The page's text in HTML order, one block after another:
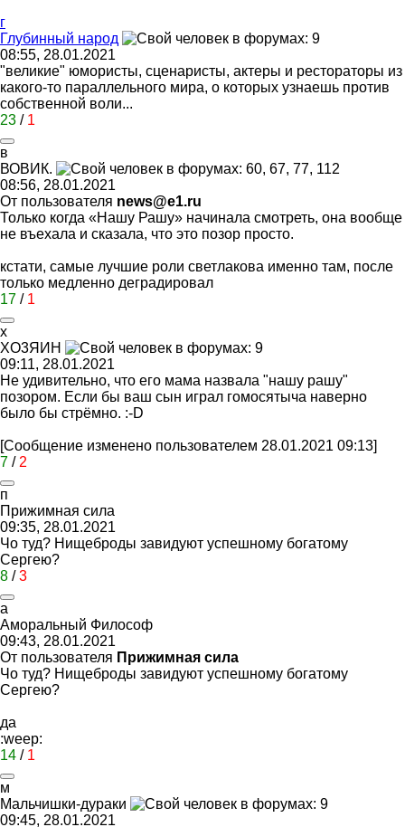
г
Глубинный народ
08:55, 28.01.2021
"великие" юмористы, сценаристы, актеры и рестораторы из
какого-то параллельного мира, о которых узнаешь против
собственной воли...
23 / 1
в
ВОВИК.
08:56, 28.01.2021
От пользователя news@e1.ru
Только когда «Нашу Рашу» начинала смотреть, она вообще
не въехала и сказала, что это позор просто.
кстати, самые лучшие роли светлакова именно там, после
только медленно деградировал
17 / 1
x
XО3ЯИ H
09:11, 28.01.2021
Не удивительно, что его мама назвала "нашу рашу"
позором. Если бы ваш сын играл гомосятыча наверно
было бы стрёмно. :-D
[Сообщение изменено пользователем 28.01.2021 09:13]
7 / 2
п
Прижимная сила
09:35, 28.01.2021
Чо туд? Нищеброды завидуют успешному богатому
Сергею?
8 /3
а
Аморальный Философ
09:43, 28.01.2021
От пользователя Прижимная сила
Чо туд? Нищеброды завидуют успешному богатому
Сергею?
да
:weep:
14 / 1
м
Мальчишки-дураки
09:45, 28.01.2021